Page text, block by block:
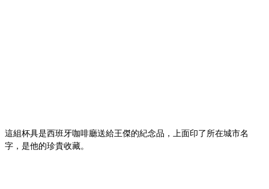
這組杯具是西班牙咖啡廳送給王傑的紀念品，上面印了所在城市名
字，是他的珍貴收藏。